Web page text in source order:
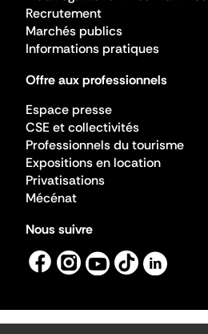
Recrutement
Marchés publics
Informations pratiques
Offre aux professionnels
Espace presse
CSE et collectivités
Professionnels du tourisme
Expositions en location
Privatisations
Mécénat
Nous suivre